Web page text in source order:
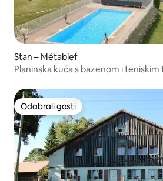
Stan – Métabief
Planinska kuća s bazenom i
Odabrali gosti
Odabrali gosti